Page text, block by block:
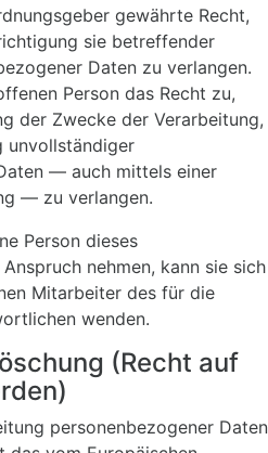
gewährte Recht,
sie betreffender
Daten zu verlangen.
Person das Recht zu,
der Zwecke der Verarbeitung,
unvollständiger
— auch mittels einer
— zu verlangen.
Person dieses
nehmen, kann sie sich
Mitarbeiter des für die
wenden.
(Recht auf
personenbezogener Daten